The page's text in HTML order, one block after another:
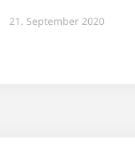
21. September 2020